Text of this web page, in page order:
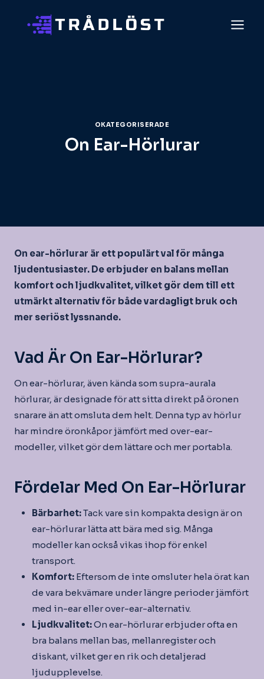
OKATEGORISERADE
On Ear-Hörlurar
On ear-hörlurar är ett populärt val för många
ljudentusiaster. De erbjuder en balans mellan
komfort och ljudkvalitet, vilket gör dem till ett
utmärkt alternativ för både vardagligt bruk och
mer seriöst lyssnande.
Vad Är On Ear-Hörlurar?
On ear-hörlurar, även kända som supra-aurala
hörlurar, är designade för att sitta direkt på öronen
snarare än att omsluta dem helt. Denna typ av hörlur
har mindre öronkåpor jämfört med over-ear-
modeller, vilket gör dem lättare och mer portabla.
Fördelar Med On Ear-Hörlurar
Bärbarhet:Tack vare sin kompakta design är on
ear-hörlurar lätta att bära med sig. Många
modeller kan också vikas ihop för enkel
transport.
Komfort: Eftersom de inte omsluter hela örat kan
de vara bekvämare under längre perioder jämfört
med in-ear eller over-ear-alternativ.
Ljudkvalitet:On ear-hörlurar erbjuder ofta en
bra balans mellan bas, mellanregister och
diskant, vilket ger en rik och detaljerad
ljudupplevelse.